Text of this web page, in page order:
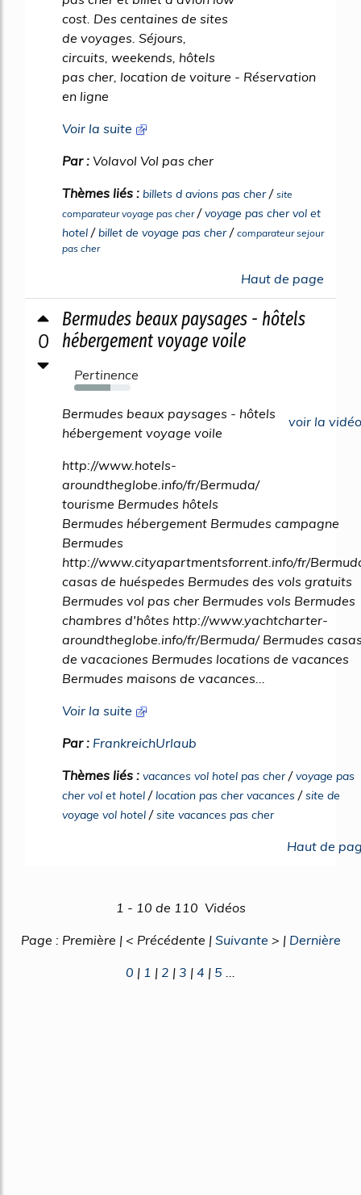
cost. Des centaines de sites
de voyages. Séjours,
circuits, weekends, hôtels
pas cher, location de voiture - Réservation
en ligne
Voir la suite
Par : Volavol Vol pas cher
Thèmes liés : billets d avions pas cher/ site
comparateur voyage pas cher/voyage pas cher vol et
hotel /billet de voyage pas cher/ comparateur sejour
pas cher
Haut de page
0
Bermudes beaux paysages - hôtels
hébergement voyage voile
Pertinence
64%
voir la vidéo
Bermudes beaux paysages - hôtels
hébergement voyage voile
http://www.hotels-
aroundtheglobe.info/fr/Bermuda/
tourisme Bermudes hôtels
Bermudes hébergement Bermudes campagne
Bermudes
http://www.cityapartmentsforrent.info/fr/
casas de huéspedes Bermudes des vols gratuits
Bermudes vol pas cher Bermudes vols Bermudes
chambres d'hôtes http://www.yachtcharter-
aroundtheglobe.info/fr/Bermuda/ Bermudes
de vacaciones Bermudes locations de vacances
Bermudes maisons de vacances...
Voir la suite
Par : FrankreichUrlaub
Thèmes liés : vacances vol hotel pas cher/voyage pas
cher vol et hotel /location pas cher vacances /site de
voyage vol hotel /site vacances pas cher
Haut de
1 - 10 de 110 Vidéos
Page : Première | < Précédente | Suivante > | Dernière
0 | 1 | 2 | 3 | 4 | 5 ...